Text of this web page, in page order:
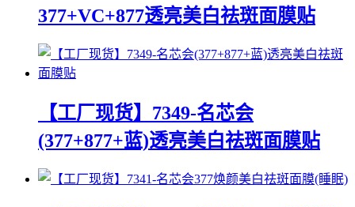
377+VC+877透亮美白祛斑面膜贴
【工厂现货】7349-名芯会
(377+877+蓝)透亮美白祛斑面膜贴